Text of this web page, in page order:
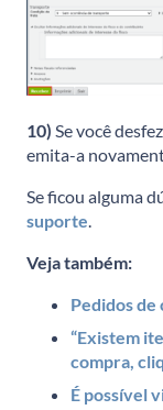
10) Se você
emita-a
Se ficou alguma
suporte.
Veja também:
Pedidos de
“Existem
compra,
É possível